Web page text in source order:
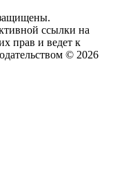
ссылки на
прав и ведет к
© 2026